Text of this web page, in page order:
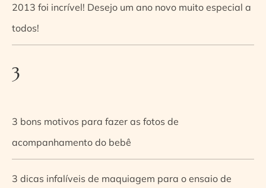
2013 foi incrível! Desejo um ano novo muito especial a
todos!
3
3 bons motivos para fazer as fotos de
acompanhamento do bebê
3 dicas infalíveis de maquiagem para o ensaio de